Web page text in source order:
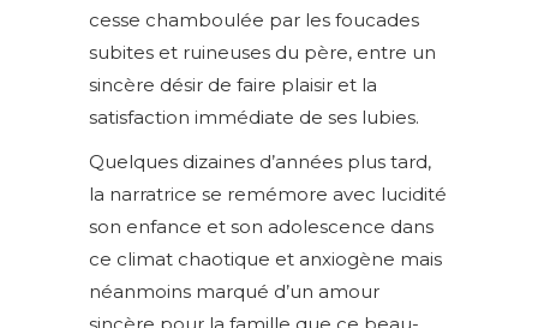
cesse chamboulée par les foucades
subites et ruineuses du père, entre un
sincère désir de faire plaisir et la
satisfaction immédiate de ses lubies.
Quelques dizaines d’années plus tard,
la narratrice se remémore avec lucidité
son enfance et son adolescence dans
ce climat chaotique et anxiogène mais
néanmoins marqué d’un amour